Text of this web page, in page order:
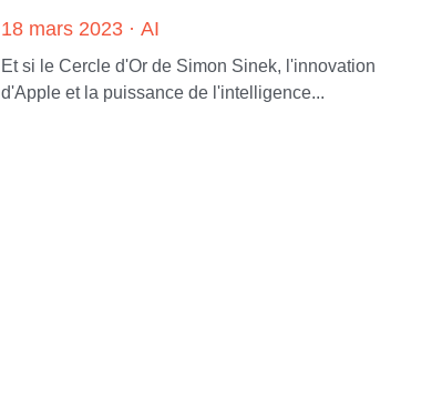
18 mars 2023· AI
Et si le Cercle d'Or de Simon Sinek, l'innovation
d'Apple et la puissance de l'intelligence...